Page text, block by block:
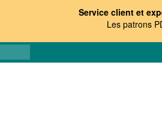
Service client et
Les patrons